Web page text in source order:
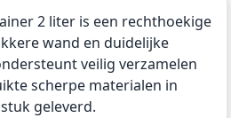
2 liter is een rechthoekige
wand en duidelijke
veilig verzamelen
scherpe materialen in
geleverd.